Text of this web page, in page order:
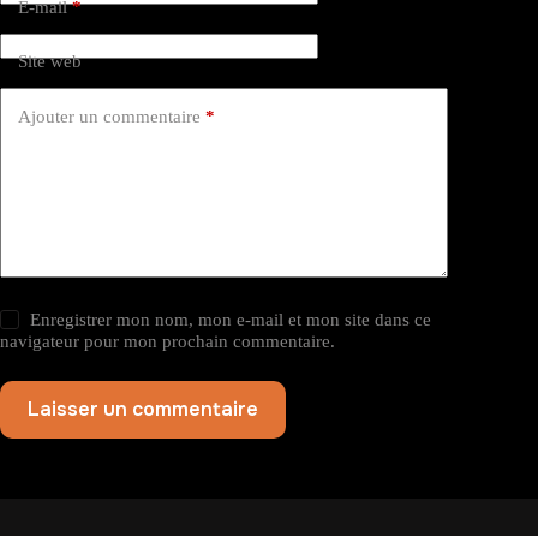
E-mail*
Site web
Ajouter un commentaire *
Enregistrer mon nom, mon e-mail et mon site dans ce
navigateur pour mon prochain commentaire.
Laisser un commentaire